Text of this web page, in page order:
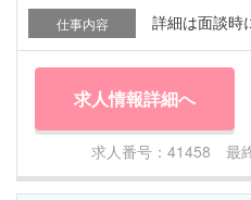
仕事内容 詳細は面談時
求人情報詳細へ
求人番号：41458 最